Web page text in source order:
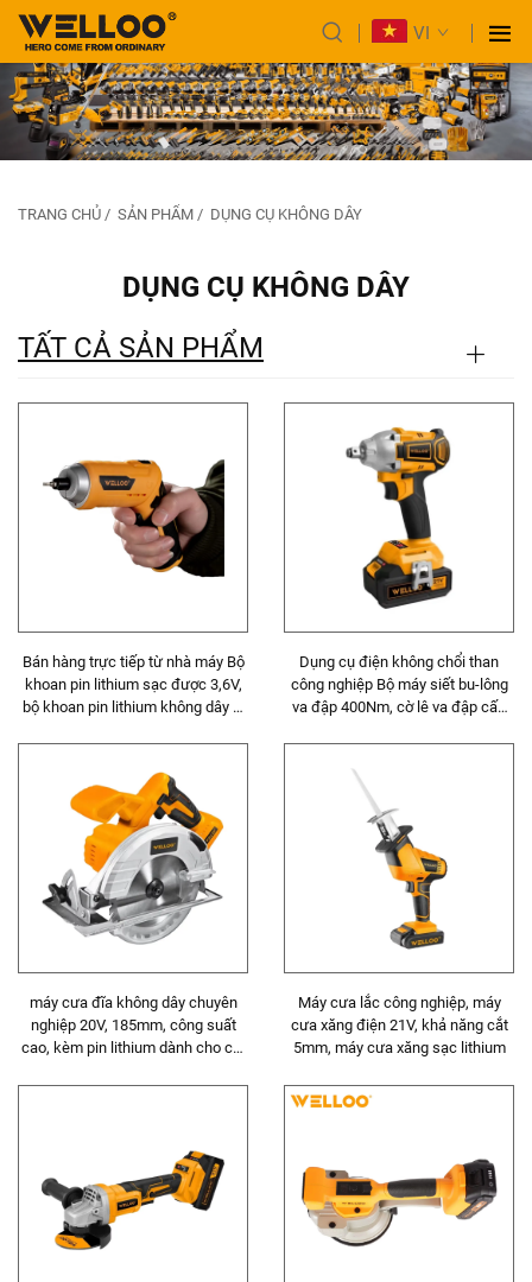
VI
TRANG CHỦ / SẢN PHẨM / DỤNG CỤ KHÔNG DÂY
DỤNG CỤ KHÔNG DÂY
TẤT CẢ SẢN PHẨM
Bán hàng trực tiếp từ nhà máy Bộ
khoan pin lithium sạc được 3,6V,
bộ khoan pin lithium không dây di
Dụng cụ điện không chổi than
công nghiệp Bộ máy siết bu-lông
va đập 400Nm, cờ lê va đập cấp
máy cưa đĩa không dây chuyên
nghiệp 20V, 185mm, công suất
cao, kèm pin lithium dành cho cắt
Máy cưa lắc công nghiệp, máy
cưa xăng điện 21V, khả năng cắt
5mm, máy cưa xăng sạc lithium